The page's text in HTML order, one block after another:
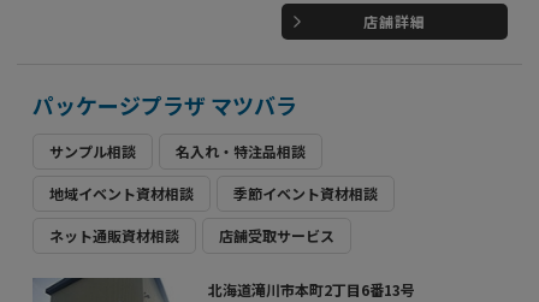
店舗詳細
パッケージプラザ マツバラ
サンプル相談 名入れ・特注品相談
地域イベント資材相談 季節イベント資材相談
ネット通販資材相談 店舗受取サービス
北海道滝川市本町2丁目6番13号